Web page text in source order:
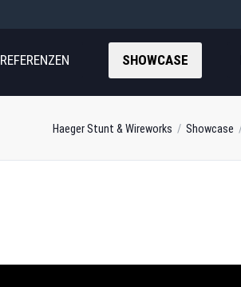
REFERENZEN SHOWCASE
Haeger Stunt & Wireworks Showcase